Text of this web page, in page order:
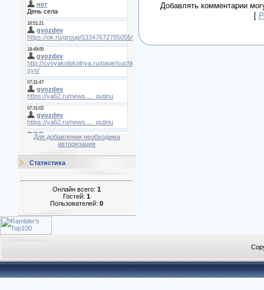
Для добавления необходима
авторизация
Статистика
Онлайн всего: 1
Гостей: 1
Пользователей: 0
Добавлять комментарии
[